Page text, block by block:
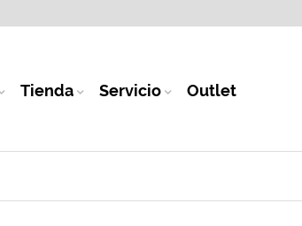
Tienda Servicio Outlet